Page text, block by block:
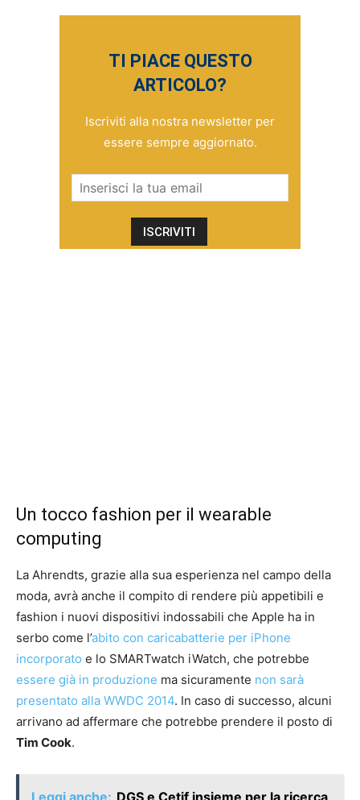
TI PIACE QUESTO
ARTICOLO?
Iscriviti alla nostra newsletter per
essere sempre aggiornato.
Un tocco fashion per il wearable
computing
La Ahrendts, grazie alla sua esperienza nel campo della
moda, avrà anche il compito di rendere più appetibili e
fashion i nuovi dispositivi indossabili che Apple ha in
serbo come l’abito con caricabatterie per iPhone
incorporato e lo SMARTwatch iWatch, che potrebbe
essere già in produzione ma sicuramente non sarà
presentato alla WWDC 2014. In caso di successo, alcuni
arrivano ad affermare che potrebbe prendere il posto di
Tim Cook.
Leggi anche: DGS e Cetif insieme per la ricerca